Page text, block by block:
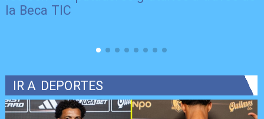
la Beca TIC
IR A DEPORTES